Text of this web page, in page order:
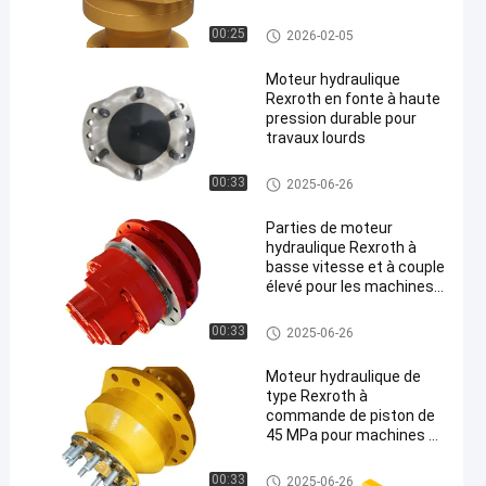
00:25
composants et
accessoires hydrauliques
Moteur hydraulique de Rexroth
2026-02-05
00:33
Moteur hydraulique
Rexroth en fonte à haute
pression durable pour
travaux lourds
Moteur hydraulique de Rexroth
2025-06-26
00:33
Parties de moteur
hydraulique Rexroth à
basse vitesse et à couple
élevé pour les machines
Efficacité et performance
Moteur hydraulique de Rexroth
2025-06-26
00:33
Moteur hydraulique de
type Rexroth à
commande de piston de
45 MPa pour machines de
Moteur hydraulique de Rexroth
2025-06-26